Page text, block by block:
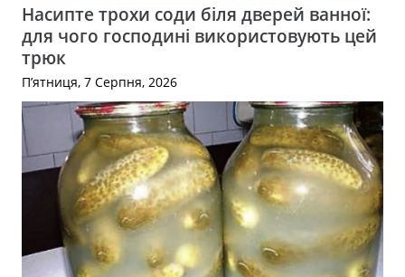
Насипте трохи соди біля дверей ванної:
для чого господині використовують цей
трюк
П’ятниця, 7 Серпня, 2026